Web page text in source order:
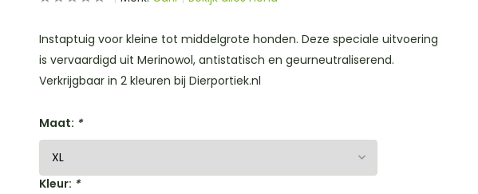
Instaptuig voor kleine tot middelgrote honden. Deze speciale uitvoering
is vervaardigd uit Merinowol, antistatisch en geurneutraliserend.
Verkrijgbaar in 2 kleuren bij Dierportiek.nl
Maat: *
Kleur: *